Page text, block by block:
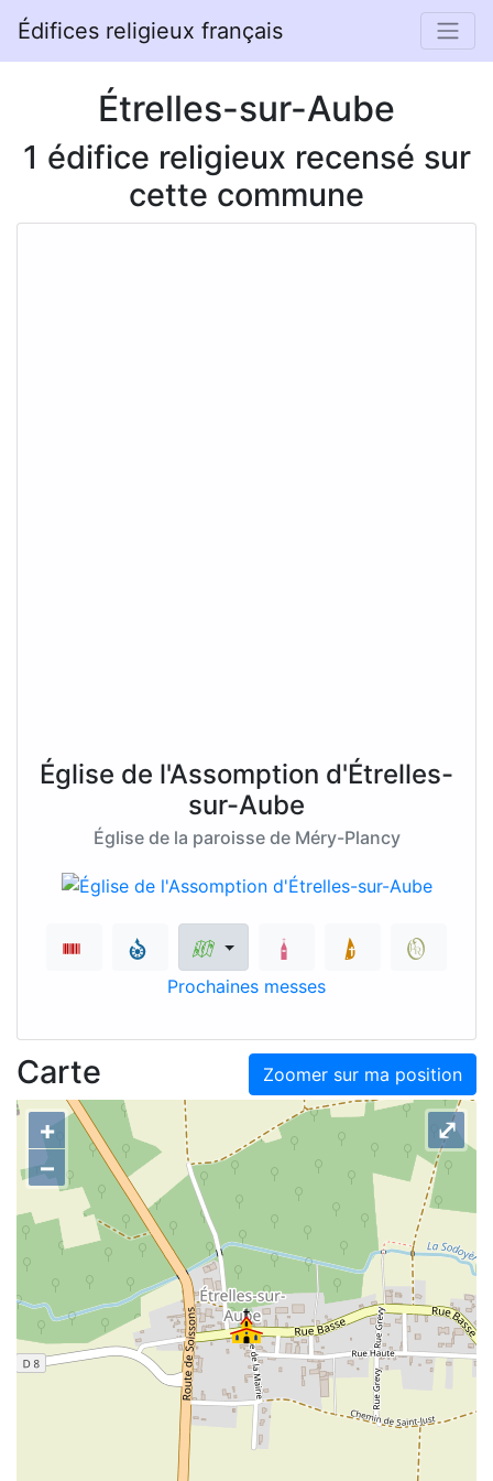
Édifices religieux français
Étrelles-sur-Aube
1 édifice religieux recensé sur
cette commune
Église de l'Assomption d'Étrelles-
sur-Aube
Église de la paroisse de Méry-Plancy
Prochaines messes
Zoomer sur ma position
Carte
+
–
⤢